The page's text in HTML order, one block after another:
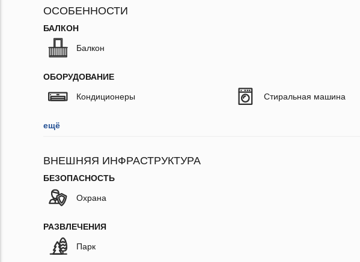
ОСОБЕННОСТИ
БАЛКОН
Балкон
ОБОРУДОВАНИЕ
Кондиционеры Стиральная машина
ещё
ВНЕШНЯЯ ИНФРАСТРУКТУРА
БЕЗОПАСНОСТЬ
Охрана
РАЗВЛЕЧЕНИЯ
Парк